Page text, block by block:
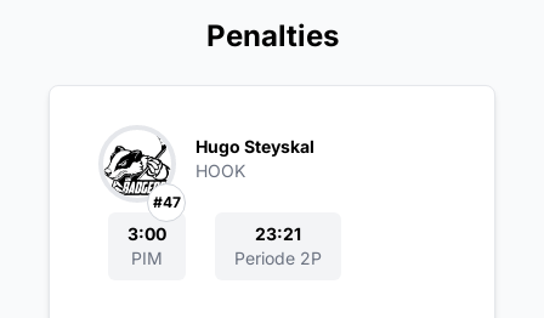
Penalties
#47
Hugo Steyskal
HOOK
3:00
PIM
23:21
Periode 2P